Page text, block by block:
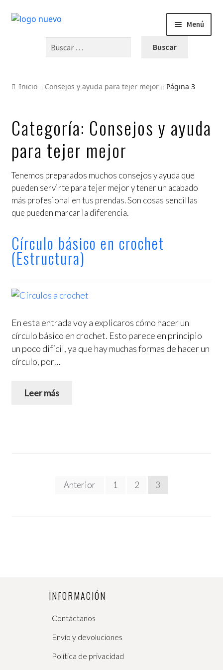
Menú
el
menú
Inicio
Patrones gratuitos
Diseños El hilo rojo
Ideas para tejer
Consejos y ayuda para tejer mejor
VIDEOS
OFERTAS
CURSOS Y TALLERES
Buscar:
Inicio Consejos y ayuda para tejer mejor Página 3
Categoría: Consejos y ayuda
para tejer mejor
Tenemos preparados muchos consejos y ayuda que
pueden servirte para tejer mejor y tener un acabado
más profesional en tus prendas. Son cosas sencillas
que pueden marcar la diferencia.
Círculo básico en crochet
(Estructura)
En esta entrada voy a explicaros cómo hacer un
círculo básico en crochet. Esto parece en principio
un poco difícil, ya que hay muchas formas de hacer un
círculo, por…
Leer más
Anterior 1 2 3
INFORMACIÓN
Contáctanos
Envío y devoluciones
Política de privacidad